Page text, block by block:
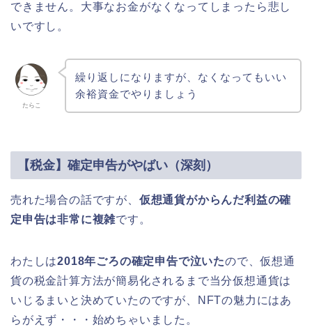
できません。大事なお金がなくなってしまったら悲し
いですし。
たらこ
繰り返しになりますが、なくなってもいい
余裕資金でやりましょう
【税金】確定申告がやばい（深刻）
売れた場合の話ですが、 仮想通貨がからんだ利益の確
定申告は非常に複雑です。
わたしは2018年ごろの確定申告で泣いたので、仮想通
貨の税金計算方法が簡易化されるまで当分仮想通貨は
いじるまいと決めていたのですが、NFTの魅力にはあ
らがえず・・・始めちゃいました。